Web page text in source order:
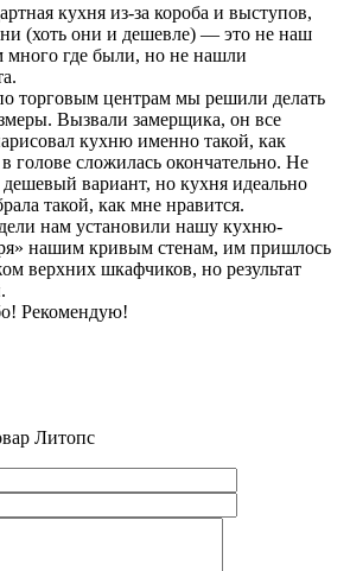
кухня из-за короба и выступов,
(хоть они и дешевле) — это не наш
где были, но не нашли
торговым центрам мы решили делать
Вызвали замерщика, он все
кухню именно такой, как
голове сложилась окончательно. Не
вариант, но кухня идеально
такой, как мне нравится.
нам установили нашу кухню-
нашим кривым стенам, им пришлось
верхних шкафчиков, но результат
Рекомендую!
Литопс